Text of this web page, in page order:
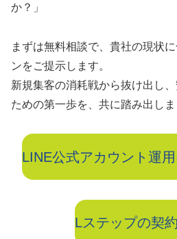
か？」
まずは無料相談で、貴社の現状
ンをご提示します。
新規集客の消耗戦から抜け出し
ための第一歩を、共に踏み出しま
LINE公式アカウント運
Lステップの契